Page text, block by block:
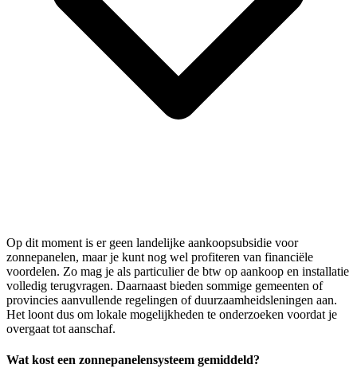
Op dit moment is er geen landelijke aankoopsubsidie voor
zonnepanelen, maar je kunt nog wel profiteren van financiële
voordelen. Zo mag je als particulier de btw op aankoop en installatie
volledig terugvragen. Daarnaast bieden sommige gemeenten of
provincies aanvullende regelingen of duurzaamheidsleningen aan.
Het loont dus om lokale mogelijkheden te onderzoeken voordat je
overgaat tot aanschaf.
Wat kost een zonnepanelensysteem gemiddeld?